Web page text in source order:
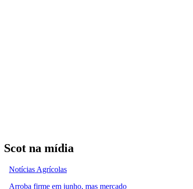
Scot na mídia
Notícias Agrícolas
Arroba firme em junho, mas mercado